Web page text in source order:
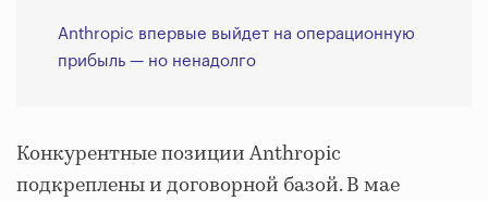
Anthropic впервые выйдет на операционную
прибыль — но ненадолго
Конкурентные позиции Anthropic
подкреплены и договорной базой. В мае